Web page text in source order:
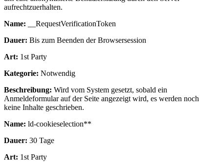
aufrechtzuerhalten.
Name: __RequestVerificationToken
Dauer: Bis zum Beenden der Browsersession
Art: 1st Party
Kategorie: Notwendig
Beschreibung: Wird vom System gesetzt, sobald ein
Anmeldeformular auf der Seite angezeigt wird, es werden noch
keine Inhalte geschrieben.
Name: ld-cookieselection**
Dauer: 30 Tage
Art: 1st Party